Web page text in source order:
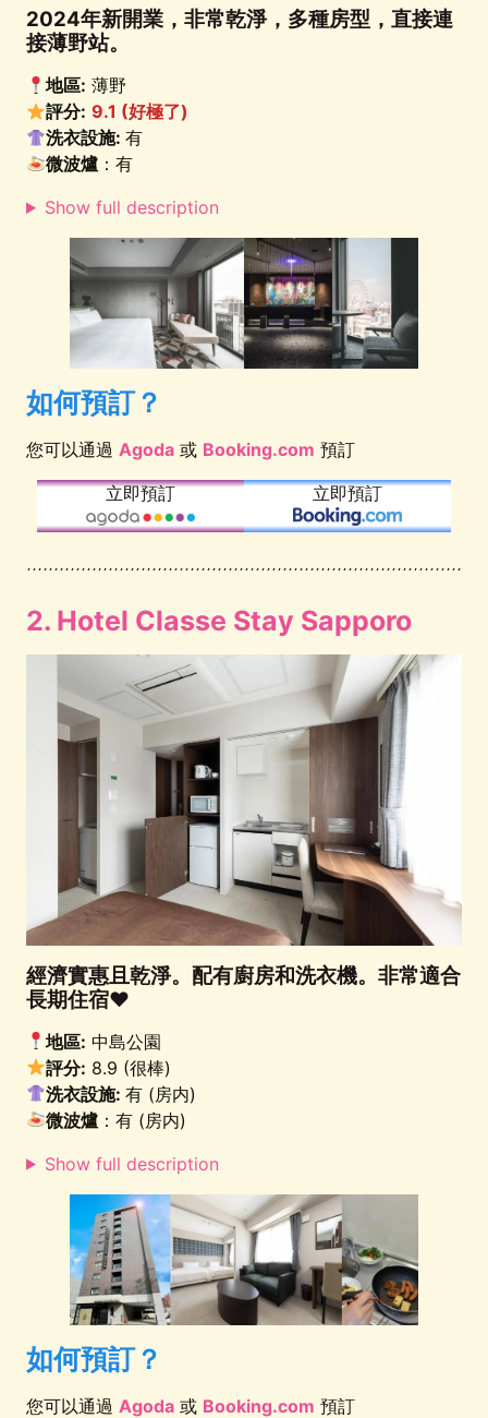
2024年新開業，非常乾淨，多種房型，直接連
接薄野站。
地區: 薄野
評分: 9.1 (好極了)
洗衣設施: 有
微波爐 ：有
Show full description
如何預訂？
您可以通過 Agoda 或 Booking.com 預訂
立即預訂
立即預訂
2. Hotel Classe Stay Sapporo
經濟實惠且乾淨。配有廚房和洗衣機。非常適合
長期住宿♥
地區: 中島公園
評分: 8.9 (很棒)
洗衣設施: 有 (房内)
微波爐 ：有 (房内)
Show full description
如何預訂？
您可以通過 Agoda 或 Booking.com 預訂